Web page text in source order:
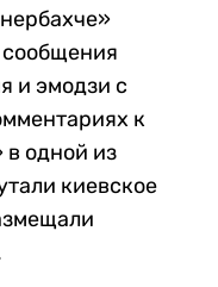
сообщения
и эмодзи с
к
в одной из
киевское